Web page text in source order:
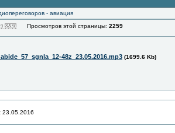
- авиация
Просмотров этой страницы: 2259
48z_23.05.2016.mp3 (1699.6 Kb)
23.05.2016